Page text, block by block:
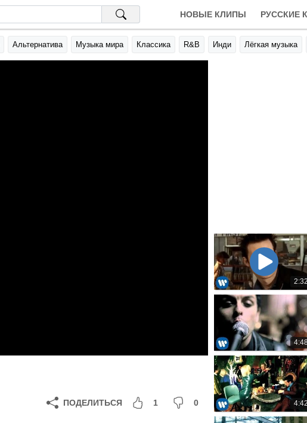
НОВЫЕ КЛИПЫ РУССКИЕ
Альтернатива Музыка мира Классика R&B Инди Лёгкая музыка
ПОДЕЛИТЬСЯ 1 0
2:32
4:42